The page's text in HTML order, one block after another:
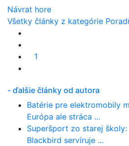
Návrat hore
Všetky články z kategórie
1
- ďalšie články od autora
Batérie pre elektromobily
Európa ale stráca ...
Superšport zo starej školy:
Blackbird servíruje ...